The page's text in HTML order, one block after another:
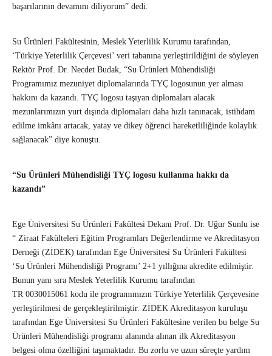
başarılarının devamını diliyorum” dedi.
Su Ürünleri Fakültesinin, Meslek Yeterlilik Kurumu tarafından,
‘Türkiye Yeterlilik Çerçevesi’ veri tabanına yerleştirildiğini de söyleyen
Rektör Prof. Dr. Necdet Budak, “Su Ürünleri Mühendisliği
Programımız mezuniyet diplomalarında TYÇ logosunun yer alması
hakkını da kazandı. TYÇ logosu taşıyan diplomaları alacak
mezunlarımızın yurt dışında diplomaları daha hızlı tanınacak, istihdam
edilme imkânı artacak, yatay ve dikey öğrenci hareketliliğinde kolaylık
sağlanacak” diye konuştu.
“Su Ürünleri Mühendisliği TYÇ logosu kullanma hakkı da
kazandı”
Ege Üniversitesi Su Ürünleri Fakültesi Dekanı Prof. Dr. Uğur Sunlu ise
“ Ziraat Fakülteleri Eğitim Programları Değerlendirme ve Akreditasyon
Derneği (ZİDEK) tarafından Ege Üniversitesi Su Ürünleri Fakültesi
‘Su Ürünleri Mühendisliği Programı’ 2+1 yıllığına akredite edilmiştir.
Bunun yanı sıra Meslek Yeterlilik Kurumu tarafından
TR 0030015061 kodu ile programımızın Türkiye Yeterlilik Çerçevesine
yerleştirilmesi de gerçekleştirilmiştir. ZİDEK Akreditasyon kuruluşu
tarafından Ege Üniversitesi Su Ürünleri Fakültesine verilen bu belge Su
Ürünleri Mühendisliği programı alanında alınan ilk Akreditasyon
belgesi olma özelliğini taşımaktadır. Bu zorlu ve uzun süreçte yardım